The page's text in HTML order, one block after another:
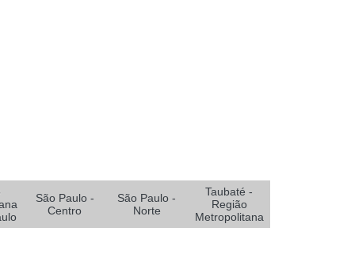
Oxigenoterapia para Diabético
Oxigenoterapia Tratamento Pé Diabético
São Paulo -
Centro
São Paulo -
Norte
Taubaté -
Região
Metropolitana